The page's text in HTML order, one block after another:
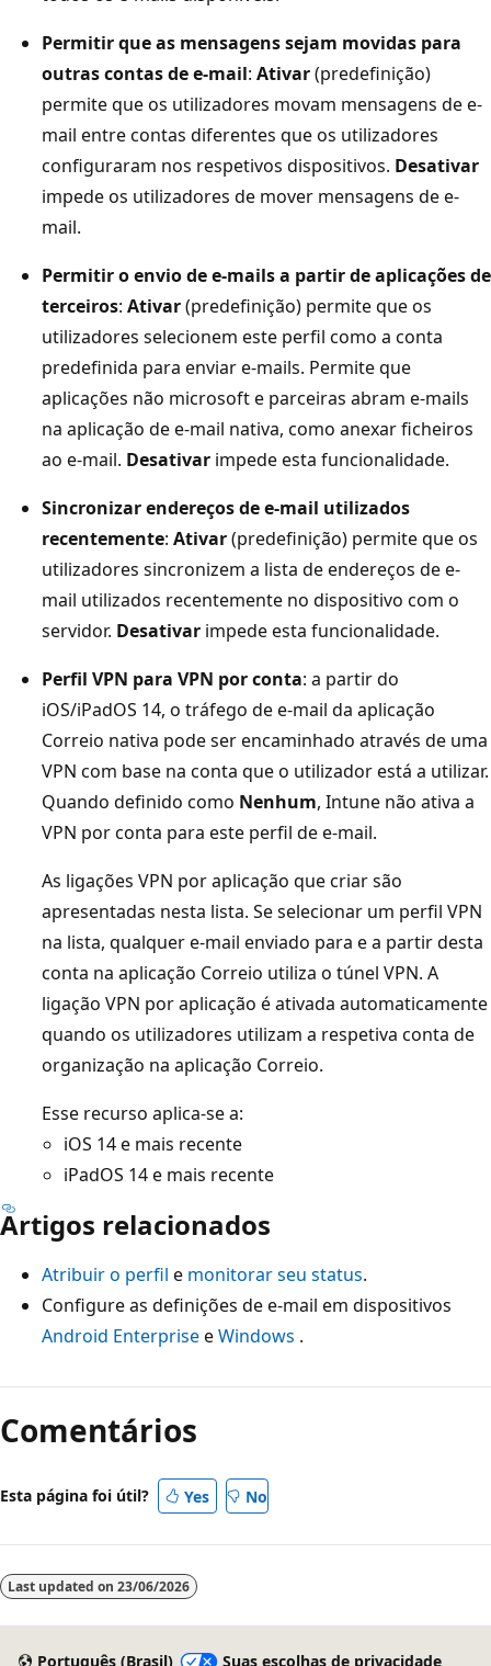
Permitir que as mensagens sejam movidas para
outras contas de e-mail: Ativar(predefinição)
permite que os utilizadores movam mensagens de e-
mail entre contas diferentes que os utilizadores
configuraram nos respetivos dispositivos. Desativar
impede os utilizadores de mover mensagens de e-
mail.
Permitir o envio de e-mails a partir de aplicações de
terceiros: Ativar(predefinição) permite que os
utilizadores selecionem este perfil como a conta
predefinida para enviar e-mails. Permite que
aplicações não microsoft e parceiras abram e-mails
na aplicação de e-mail nativa, como anexar ficheiros
ao e-mail. Desativar impede esta funcionalidade.
Sincronizar endereços de e-mail utilizados
recentemente: Ativar(predefinição) permite que os
utilizadores sincronizem a lista de endereços de e-
mail utilizados recentemente no dispositivo com o
servidor. Desativar impede esta funcionalidade.
Perfil VPN para VPN por conta: a partir do
iOS/iPadOS 14, o tráfego de e-mail da aplicação
Correio nativa pode ser encaminhado através de uma
VPN com base na conta que o utilizador está a utilizar.
Quando definido como Nenhum, Intune não ativa a
VPN por conta para este perfil de e-mail.
As ligações VPN por aplicação que criar são
apresentadas nesta lista. Se selecionar um perfil VPN
na lista, qualquer e-mail enviado para e a partir desta
conta na aplicação Correio utiliza o túnel VPN. A
ligação VPN por aplicação é ativada automaticamente
quando os utilizadores utilizam a respetiva conta de
organização na aplicação Correio.
Esse recurso aplica-se a:
iOS 14 e mais recente
iPadOS 14 e mais recente
Artigos relacionados
Atribuir o perfil e monitorar seu status.
Configure as definições de e-mail em dispositivos
Android EnterpriseeWindows .
Comentários
Esta página foi útil? Yes No
Last updated on 23/06/2026
Português (Brasil) Suas escolhas de privacidade